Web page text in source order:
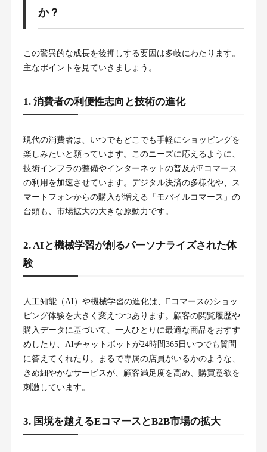
か？
この驚異的な成長を後押しする要因は多岐にわたります。
主なポイントを見ていきましょう。
1. 消費者の利便性志向と技術の進化
現代の消費者は、いつでもどこでも手軽にショッピングを
楽しみたいと願っています。このニーズに応えるように、
技術インフラの整備やインターネットの普及がEコマース
の利用を加速させています。デジタル決済の多様化や、ス
マートフォンからの購入が増える「モバイルコマース」の
台頭も、市場拡大の大きな原動力です。
2. AIと機械学習が創るパーソナライズされた体
験
人工知能（AI）や機械学習の進化は、Eコマースのショッ
ピング体験を大きく変えつつあります。顧客の閲覧履歴や
購入データに基づいて、一人ひとりに最適な商品をおすす
めしたり、AIチャットボットが24時間365日いつでも質問
に答えてくれたり。まるで専属の店員がいるかのような、
きめ細やかなサービスが、顧客満足度を高め、購買意欲を
刺激しています。
3. 国境を越えるEコマースとB2B市場の拡大